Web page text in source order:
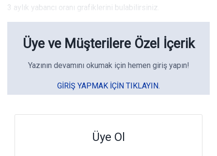
3 aylık yabancı oranı grafiklerini bulabilirsiniz.
Üye ve Müşterilere Özel İçerik
Yazının devamını okumak için hemen giriş yapın!
GIRIŞ YAPMAK IÇIN TIKLAYIN.
Üye Ol